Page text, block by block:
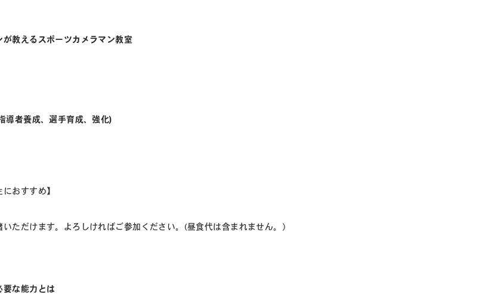
教えるスポーツカメラマン教室
導者養成、選手育成、強化)
おすすめ】
ただけます。よろしければご参加ください。(昼食代は含まれません。）
要な能力とは